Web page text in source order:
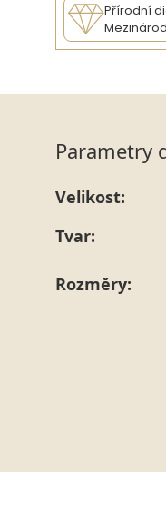
Přírodní
Parametry
Velikost:
Tvar:
Rozměry: